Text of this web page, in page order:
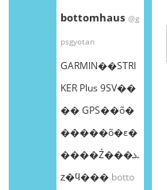
bottomhaus @g
psgyotan
GARMIN��STRI
KER Plus 9SV��
�� GPS��õ�
�����õ�ε�
����Ź���ܥ
ȥ�ϥ��� botto